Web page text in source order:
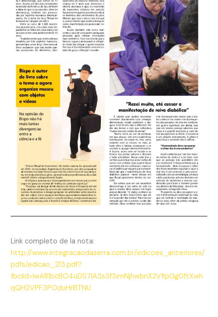
Link completo de la nota:
http://www.integracaodaserra.com.br/edicoes_anteriores/
pdfs/edicao_213.pdf?
fbclid=IwAR1bcBO4uDS7IA3s3f3imNjhwbnX2VfipGg0ftXwh
qQH2VPF3POduHrBTNU